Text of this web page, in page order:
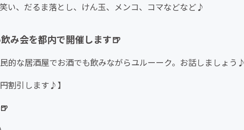
い、だるま落とし、けん玉、メンコ、コマなどなど♪
み会を都内で開催します🍺
的な居酒屋でお酒でも飲みながらユルーーク。お話しましょう♪
割引します♪】